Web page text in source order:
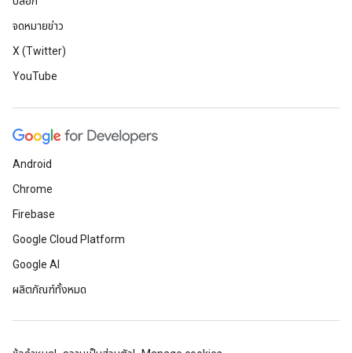
จดหมายข่าว
X (Twitter)
YouTube
Android
Chrome
Firebase
Google Cloud Platform
Google AI
ผลิตภัณฑ์ทั้งหมด